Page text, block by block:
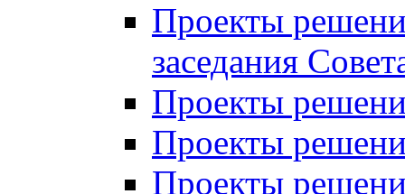
Проекты
заседания
Проекты
Проекты
Проекты